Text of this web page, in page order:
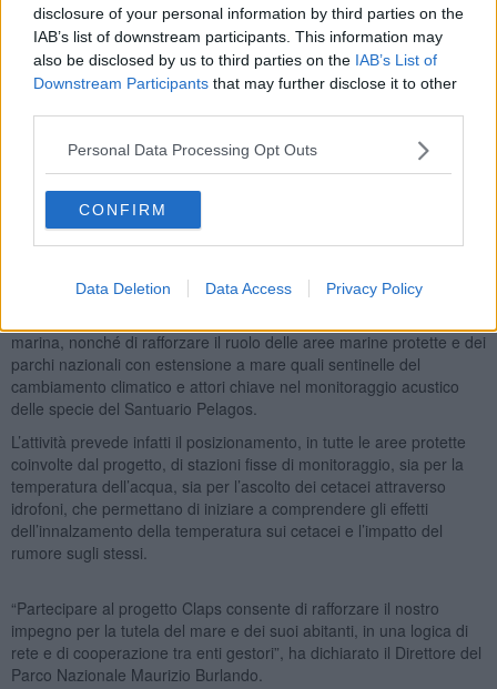
disclosure of your personal information by third parties on the
IAB’s list of downstream participants. This information may
also be disclosed by us to third parties on the IAB’s List of
Downstream Participants that may further disclose it to other
Personal Data Processing Opt Outs
CONFIRM
Data Deletion Data Access Privacy Policy
L’intervento fa parte del progetto Claps, CLimate Adaptation
Pelagos Sanctuary, che è stato finanziato dalla Fondation Prince
Bergeggi, AMP Cinque Terre, AMP Secche della Meloria, Parco
Nazionale Arcipelago Toscano, Parco Nazionale Asinara, Parco
Nazionale di La Maddalena, AMP Capo Testa e Area di Tutela
Marina di Capo Mortola, Università di Pavia, Nauta srl e Menkab: il
respiro del mare.
Claps si pone l’ambizioso obiettivo di promuovere azioni congiunte
marina, nonché di rafforzare il ruolo delle aree marine protette e dei
parchi nazionali con estensione a mare quali sentinelle del
cambiamento climatico e attori chiave nel monitoraggio acustico
delle specie del Santuario Pelagos.
L’attività prevede infatti il posizionamento, in tutte le aree protette
coinvolte dal progetto, di stazioni fisse di monitoraggio, sia per la
temperatura dell’acqua, sia per l’ascolto dei cetacei attraverso
idrofoni, che permettano di iniziare a comprendere gli effetti
dell’innalzamento della temperatura sui cetacei e l’impatto del
rumore sugli stessi.
“Partecipare al progetto Claps consente di rafforzare il nostro
impegno per la tutela del mare e dei suoi abitanti, in una logica di
rete e di cooperazione tra enti gestori”, ha dichiarato il Direttore del
Parco Nazionale Maurizio Burlando.